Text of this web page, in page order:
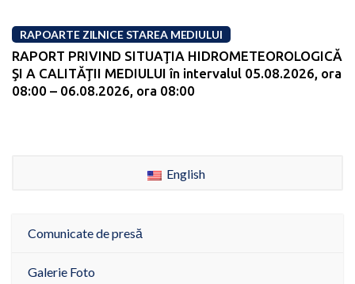
RAPOARTE ZILNICE STAREA MEDIULUI
RAPORT PRIVIND SITUAŢIA HIDROMETEOROLOGICĂ
ŞI A CALITĂŢII MEDIULUI în intervalul 05.08.2026, ora
08:00 – 06.08.2026, ora 08:00
English
Comunicate de presă
Galerie Foto